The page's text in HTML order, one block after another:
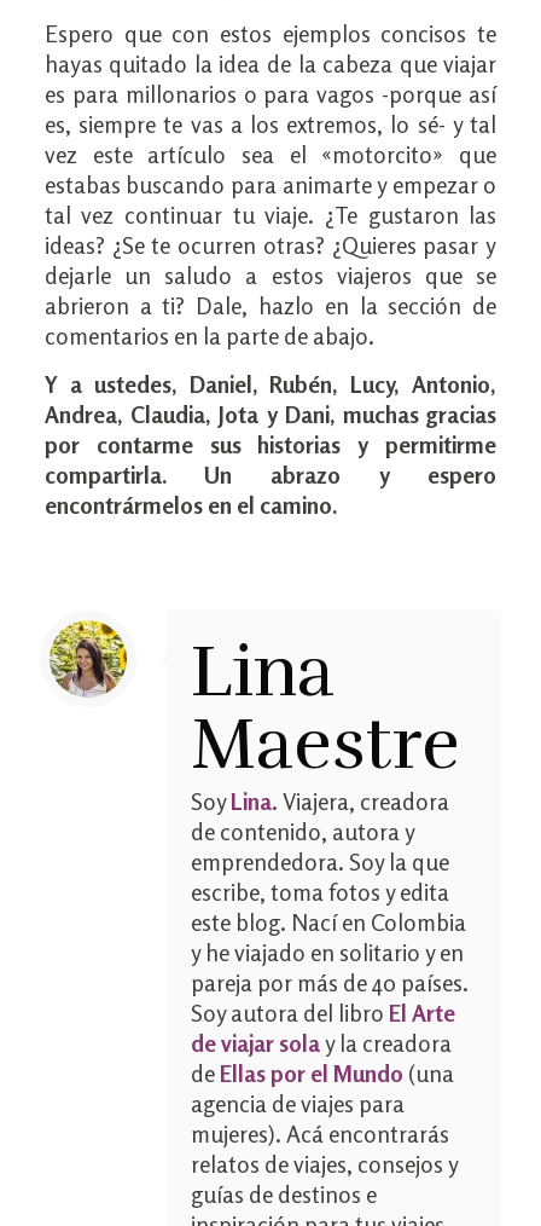
Espero que con estos ejemplos concisos te
hayas quitado la idea de la cabeza que viajar
es para millonarios o para vagos -porque así
es, siempre te vas a los extremos, lo sé- y tal
vez este artículo sea el «motorcito» que
estabas buscando para animarte y empezar o
tal vez continuar tu viaje. ¿Te gustaron las
ideas? ¿Se te ocurren otras? ¿Quieres pasar y
dejarle un saludo a estos viajeros que se
abrieron a ti? Dale, hazlo en la sección de
comentarios en la parte de abajo.
Y a ustedes, Daniel, Rubén, Lucy, Antonio,
Andrea, Claudia, Jota y Dani, muchas gracias
por contarme sus historias y permitirme
compartirla. Un abrazo y espero
encontrármelos en el camino.
Lina
Maestre
SoyLina. Viajera, creadora
de contenido, autora y
emprendedora. Soy la que
escribe, toma fotos y edita
este blog. Nací en Colombia
y he viajado en solitario y en
pareja por más de 40 países.
Soy autora del libro El Arte
de viajar sola y la creadora
deEllas por el Mundo (una
agencia de viajes para
mujeres). Acá encontrarás
relatos de viajes, consejos y
guías de destinos e